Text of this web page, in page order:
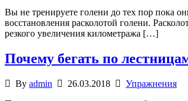
Вы не тренируете голени до тех пор пока
восстановления расколотой голени.
резкого увеличения километража […]
Почему бегать по
By admin 26.03.2018
Упражнения